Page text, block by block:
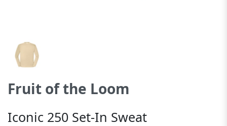
Fruit of the Loom
Iconic 250 Set-In Sweat